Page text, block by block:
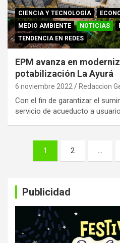
CIENCIA Y TECNOLOGÍA
MEDIO AMBIENTE
NOTICIAS
TENDENCIA EN REDES
EPM avanza en
potabilización La Ayurá
6 noviembre 2022 Redaccion
Con el fin de garantizar el
servicio de acueducto a
Paginación
1 2 …
Publicidad